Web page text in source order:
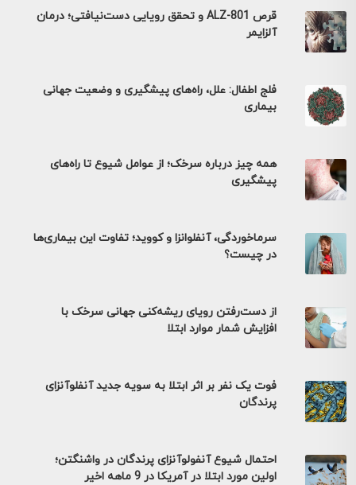
قرص ALZ-801 و تحقق رویایی دست‌نیافتی؛ درمان
آلزایمر
فلج اطفال: علل، راه‌های پیشگیری و وضعیت جهانی
بیماری
همه چیز درباره سرخک؛ از عوامل شیوع تا راه‌های
پیشگیری
سرماخوردگی، آنفلوانزا و کووید؛ تفاوت این بیماری‌ها
در چیست؟
از دست‌رفتن رویای ریشه‌کنی جهانی سرخک با
افزایش شمار موارد ابتلا
فوت یک نفر بر اثر ابتلا به سویه جدید آنفلوآنزای
پرندگان
احتمال شیوع آنفولوآنزای پرندگان در واشنگتن؛
اولین مورد ابتلا در آمریکا در 9 ماهه اخیر